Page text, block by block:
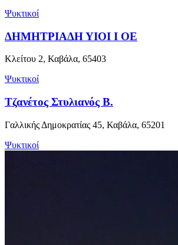
Ψυκτικοί
ΔΗΜΗΤΡΙΑΔΗ ΥΙΟΙ Ι ΟΕ
Κλείτου 2, Καβάλα, 65403
Ψυκτικοί
Τζανέτος Στυλιανός Β.
Γαλλικής Δημοκρατίας 45, Καβάλα, 65201
Ψυκτικοί